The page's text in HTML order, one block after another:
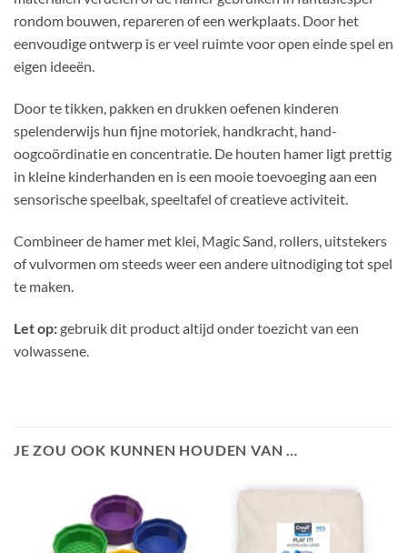
rondom bouwen, repareren of een werkplaats. Door het
eenvoudige ontwerp is er veel ruimte voor open einde spel en
eigen ideeën.
Door te tikken, pakken en drukken oefenen kinderen
spelenderwijs hun fijne motoriek, handkracht, hand-
oogcoördinatie en concentratie. De houten hamer ligt prettig
in kleine kinderhanden en is een mooie toevoeging aan een
sensorische speelbak, speeltafel of creatieve activiteit.
Combineer de hamer met klei, Magic Sand, rollers, uitstekers
of vulvormen om steeds weer een andere uitnodiging tot spel
te maken.
Let op:gebruik dit product altijd onder toezicht van een
volwassene.
JE ZOU OOK KUNNEN HOUDEN VAN …